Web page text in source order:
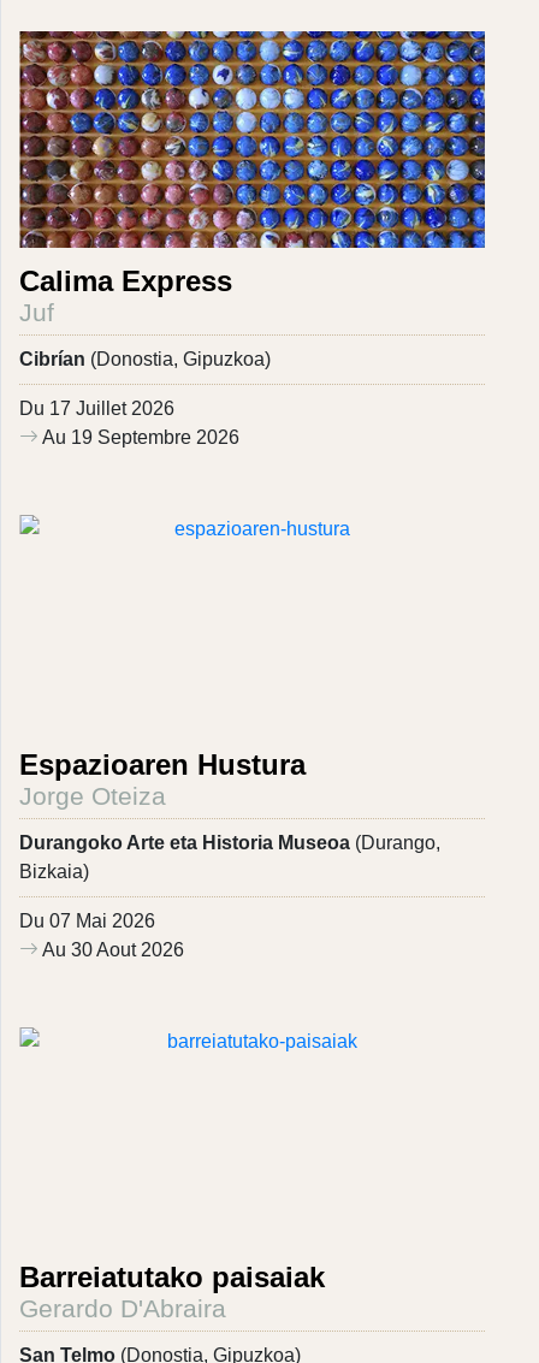
Calima Express
Juf
Cibrían (Donostia, Gipuzkoa)
Du 17 Juillet 2026
Au 19 Septembre 2026
Espazioaren Hustura
Jorge Oteiza
Durangoko Arte eta Historia Museoa (Durango,
Bizkaia)
Du 07 Mai 2026
Au 30 Aout 2026
Barreiatutako paisaiak
Gerardo D'Abraira
San Telmo (Donostia, Gipuzkoa)